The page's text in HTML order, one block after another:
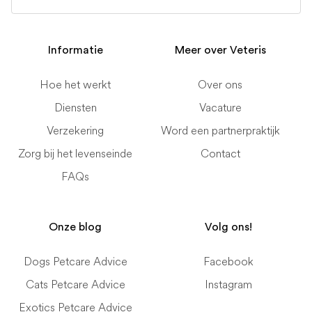
Informatie
Hoe het werkt
Diensten
Verzekering
Zorg bij het levenseinde
FAQs
Meer over Veteris
Over ons
Vacature
Word een partnerpraktijk
Contact
Onze blog
Dogs Petcare Advice
Cats Petcare Advice
Exotics Petcare Advice
Volg ons!
Facebook
Instagram